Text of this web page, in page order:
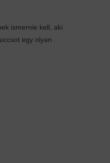
ismernie kell, aki
egy olyan